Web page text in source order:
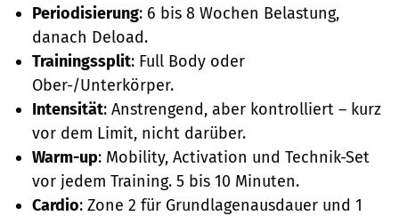
Periodisierung: 6 bis 8 Wochen Belastung,
danach Deload.
Trainingssplit: Full Body oder
Ober-/Unterkörper.
Intensität: Anstrengend, aber kontrolliert – kurz
vor dem Limit, nicht darüber.
Warm-up: Mobility, Activation und Technik-Set
vor jedem Training. 5 bis 10 Minuten.
Cardio: Zone 2 für Grundlagenausdauer und 1